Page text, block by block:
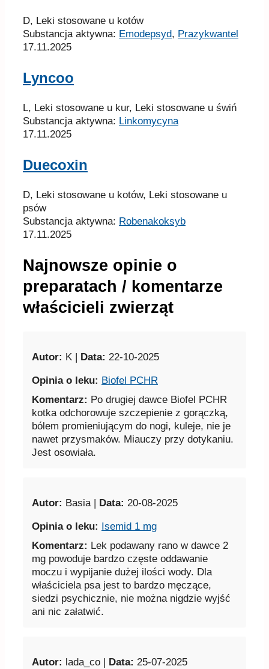
D, Leki stosowane u kotów
Substancja aktywna: Emodepsyd, Prazykwantel
17.11.2025
Lyncoo
L, Leki stosowane u kur, Leki stosowane u świń
Substancja aktywna: Linkomycyna
17.11.2025
Duecoxin
D, Leki stosowane u kotów, Leki stosowane u
psów
Substancja aktywna: Robenakoksyb
17.11.2025
Najnowsze opinie o
preparatach / komentarze
właścicieli zwierząt
Autor: K | Data: 22-10-2025
Opinia o leku: Biofel PCHR
Komentarz: Po drugiej dawce Biofel PCHR
kotka odchorowuje szczepienie z gorączką,
bólem promieniującym do nogi, kuleje, nie je
nawet przysmaków. Miauczy przy dotykaniu.
Jest osowiała.
Autor: Basia | Data: 20-08-2025
Opinia o leku:
Isemid 1 mg
Komentarz: Lek podawany rano w dawce 2
mg powoduje bardzo częste oddawanie
moczu i wypijanie dużej ilości wody. Dla
właściciela psa jest to bardzo męczące,
siedzi psychicznie, nie można nigdzie wyjść
ani nic załatwić.
Autor: lada_co | Data: 25-07-2025